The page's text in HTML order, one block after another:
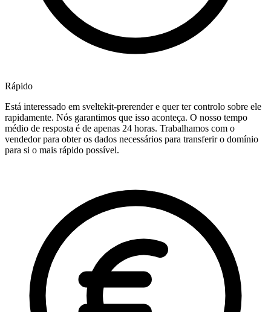
Rápido
Está interessado em sveltekit-prerender e quer ter controlo sobre ele
rapidamente. Nós garantimos que isso aconteça. O nosso tempo
médio de resposta é de apenas 24 horas. Trabalhamos com o
vendedor para obter os dados necessários para transferir o domínio
para si o mais rápido possível.